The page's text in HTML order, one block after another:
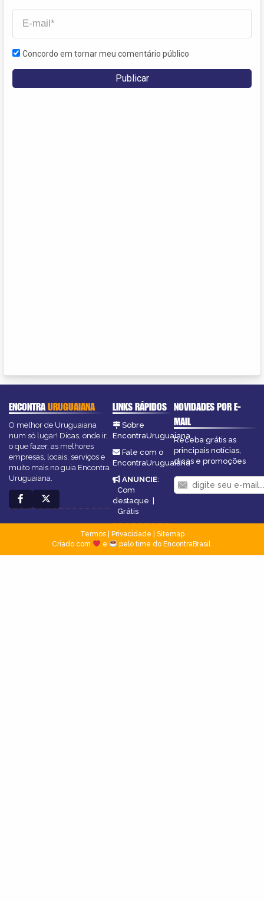
Concordo em tornar meu comentário público
ENCONTRAURUGUAIANA
O melhor de Uruguaiana
num só lugar! Dicas, onde ir,
o que fazer, as melhores
empresas, locais, serviços e
muito mais no guia Encontra
Uruguaiana.
LINKS RÁPIDOS
Sobre
EncontraUruguaiana
Fale com o
EncontraUruguaiana
ANUNCIE:
Com
destaque
Grátis
NOVIDADES POR E-
MAIL
Receba grátis as
principais notícias,
dicas e promoções
Termos| Privacidade
Sitemap
Criado com
e pelo time do EncontraBrasil